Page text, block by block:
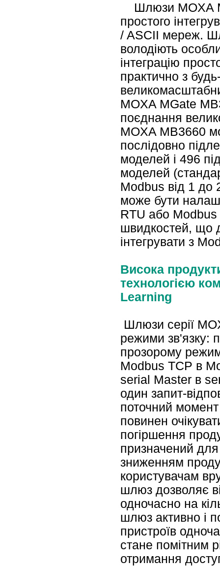
Шлюзи MOXA
простого
/ ASCII мереж.
володіють
інтеграцію
практично з
MOXA MGate
поєднання
MOXA MB3660
послідовно
моделей і 496
моделей
Modbus від 1 до
може бути
RTU або Modbus
швидкостей, що
інтегрувати з
Висока
технологією
Learning
Шлюзи серії
режими зв'язку:
прозорому
Modbus TCP в
serial Master в
один запит-
поточний
повинен
погіршення
призначений
зниженням
користувачам
шлюз дозволяє
одночасно на
шлюз активно і
пристроїв
стане помітним
отримання